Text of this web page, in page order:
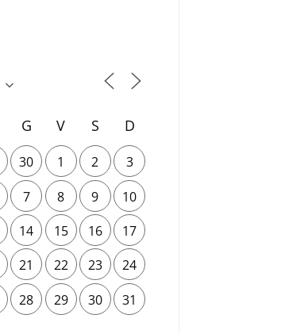
G V S D
30 1 2
3
7 8 9
10
14 15 16
17
21 22 23
24
28 29 30 31